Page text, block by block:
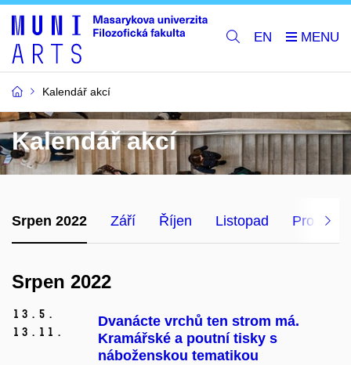
EN
Kalendář akcí
Kalendář akcí
Srpen 2022 Září Říjen Listopad Prosinec
Srpen 2022
13. 5.
13. 11.
Dvanácte vrchů ten strom má.
Kramářské a poutní tisky s
náboženskou tematikou